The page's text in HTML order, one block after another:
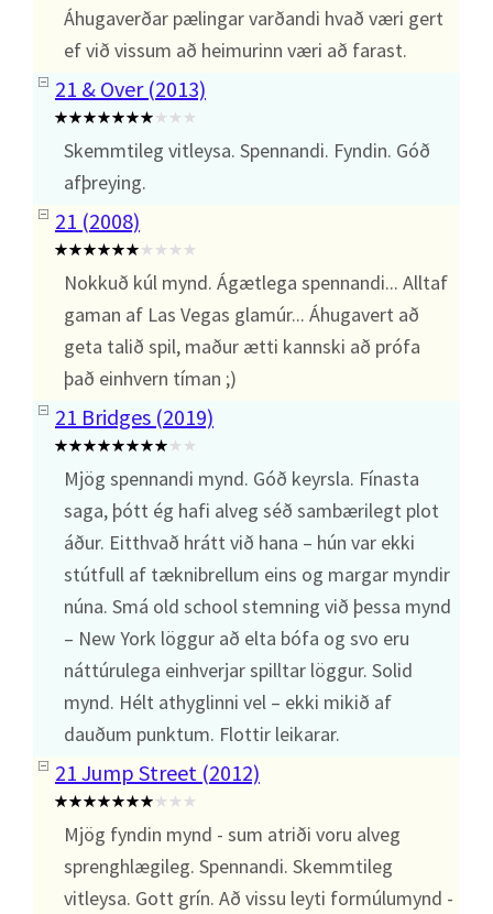
Áhugaverðar pælingar varðandi hvað væri gert
ef við vissum að heimurinn væri að farast.
21 & Over (2013)
Skemmtileg vitleysa. Spennandi. Fyndin. Góð
afþreying.
21 (2008)
Nokkuð kúl mynd. Ágætlega spennandi... Alltaf
gaman af Las Vegas glamúr... Áhugavert að
geta talið spil, maður ætti kannski að prófa
það einhvern tíman ;)
21 Bridges (2019)
Mjög spennandi mynd. Góð keyrsla. Fínasta
saga, þótt ég hafi alveg séð sambærilegt plot
áður. Eitthvað hrátt við hana – hún var ekki
stútfull af tæknibrellum eins og margar myndir
núna. Smá old school stemning við þessa mynd
– New York löggur að elta bófa og svo eru
náttúrulega einhverjar spilltar löggur. Solid
mynd. Hélt athyglinni vel – ekki mikið af
dauðum punktum. Flottir leikarar.
21 Jump Street (2012)
Mjög fyndin mynd - sum atriði voru alveg
sprenghlægileg. Spennandi. Skemmtileg
vitleysa. Gott grín. Að vissu leyti formúlumynd -